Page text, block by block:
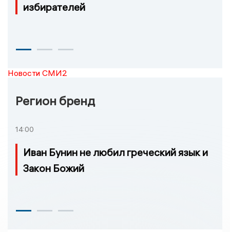
избирателей
Новости СМИ2
Регион бренд
14:00
Иван Бунин не любил греческий язык и
Закон Божий